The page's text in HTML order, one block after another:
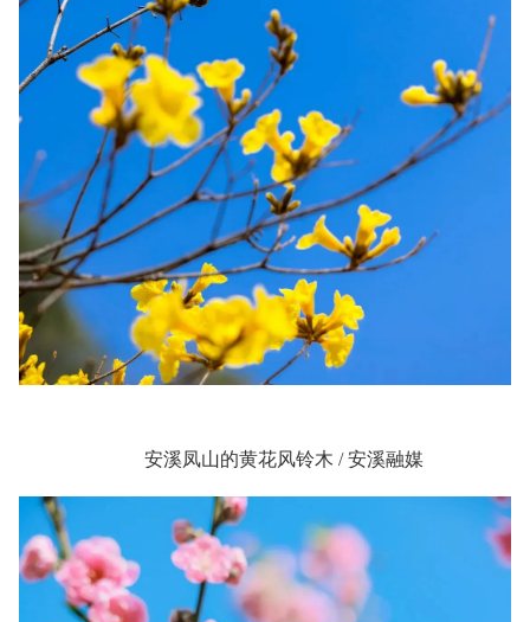
安溪凤山的黄花风铃木 / 安溪融媒